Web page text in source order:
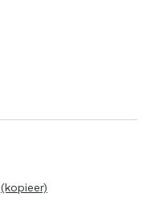
(kopieer)